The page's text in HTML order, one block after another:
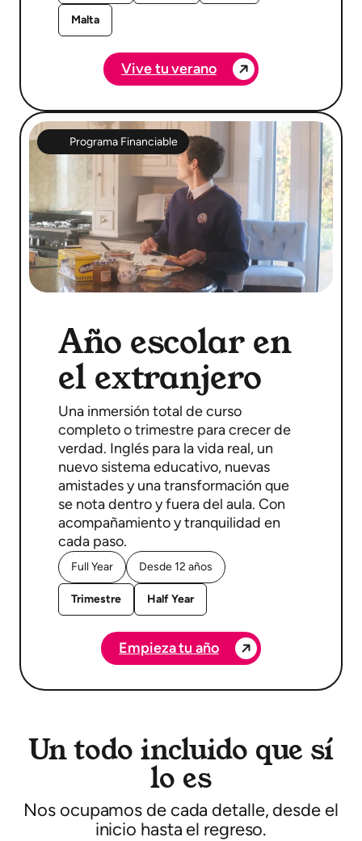
Malta
Vive tu verano
Programa Financiable
Año escolar en
el extranjero
Una inmersión total de curso
completo o trimestre para crecer de
verdad. Inglés para la vida real, un
nuevo sistema educativo, nuevas
amistades y una transformación que
se nota dentro y fuera del aula. Con
acompañamiento y tranquilidad en
cada paso.
Full Year Desde 12 años
Trimestre Half Year
Empieza tu año
Un todo incluido que sí
lo es
Nos ocupamos de cada detalle, desde el
inicio hasta el regreso.